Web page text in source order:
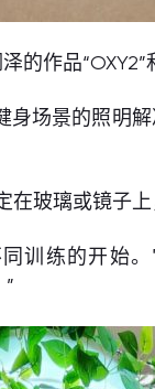
泽的作品
身场景的照
玻璃或镜子上
训练的开始